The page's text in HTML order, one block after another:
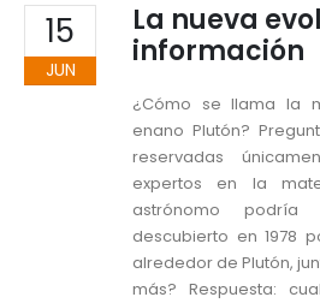
15
JUN
La nueva
información
¿Cómo se llama la
enano Plutón?
reservadas
expertos en la
astrónomo podría
descubierto en 1978
alrededor de Plutón,
más? Respuesta: